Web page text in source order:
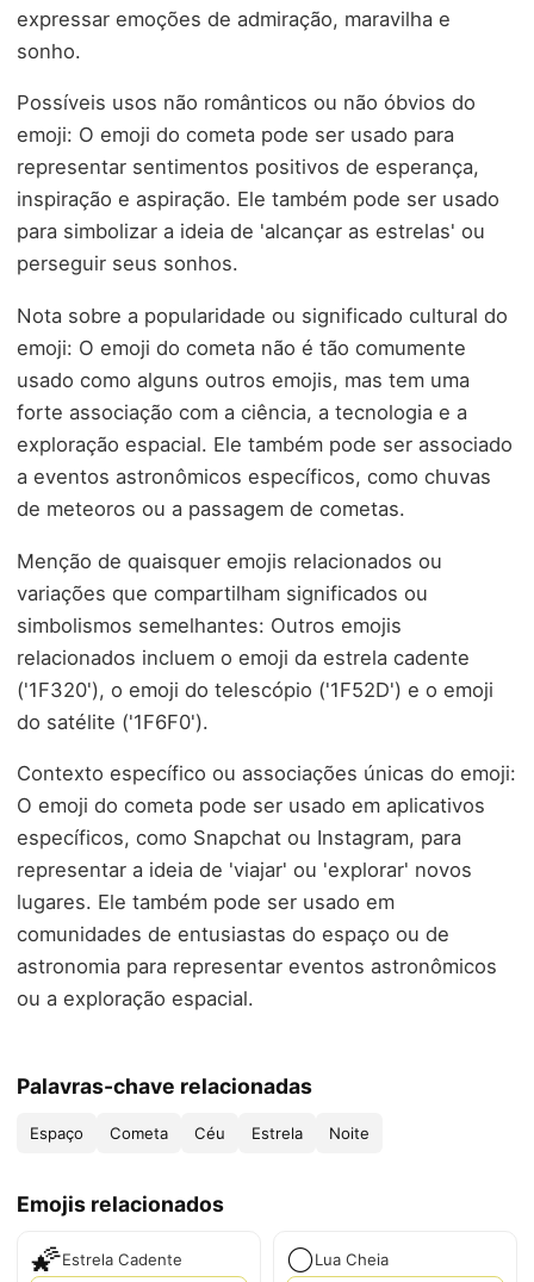
expressar emoções de admiração, maravilha e
sonho.
Possíveis usos não românticos ou não óbvios do
emoji: O emoji do cometa pode ser usado para
representar sentimentos positivos de esperança,
inspiração e aspiração. Ele também pode ser usado
para simbolizar a ideia de 'alcançar as estrelas' ou
perseguir seus sonhos.
Nota sobre a popularidade ou significado cultural do
emoji: O emoji do cometa não é tão comumente
usado como alguns outros emojis, mas tem uma
forte associação com a ciência, a tecnologia e a
exploração espacial. Ele também pode ser associado
a eventos astronômicos específicos, como chuvas
de meteoros ou a passagem de cometas.
Menção de quaisquer emojis relacionados ou
variações que compartilham significados ou
simbolismos semelhantes: Outros emojis
relacionados incluem o emoji da estrela cadente
('1F320'), o emoji do telescópio ('1F52D') e o emoji
do satélite ('1F6F0').
Contexto específico ou associações únicas do emoji:
O emoji do cometa pode ser usado em aplicativos
específicos, como Snapchat ou Instagram, para
representar a ideia de 'viajar' ou 'explorar' novos
lugares. Ele também pode ser usado em
comunidades de entusiastas do espaço ou de
astronomia para representar eventos astronômicos
ou a exploração espacial.
Palavras-chave relacionadas
Espaço Cometa Céu Estrela Noite
Emojis relacionados
🌠Estrela Cadente 🌕Lua Cheia